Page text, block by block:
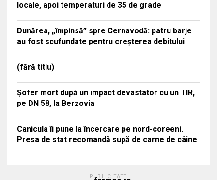
locale, apoi temperaturi de 35 de grade
Dunărea, „împinsă” spre Cernavodă: patru barje
au fost scufundate pentru creșterea debitului
(fără titlu)
Șofer mort după un impact devastator cu un TIR,
pe DN 58, la Berzovia
Canicula îi pune la încercare pe nord-coreeni.
Presa de stat recomandă supă de carne de câine
PUBLICITATE